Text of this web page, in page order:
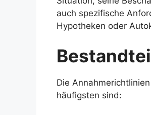
auch spezifische
Hypotheken oder
Die
häufigsten sind: